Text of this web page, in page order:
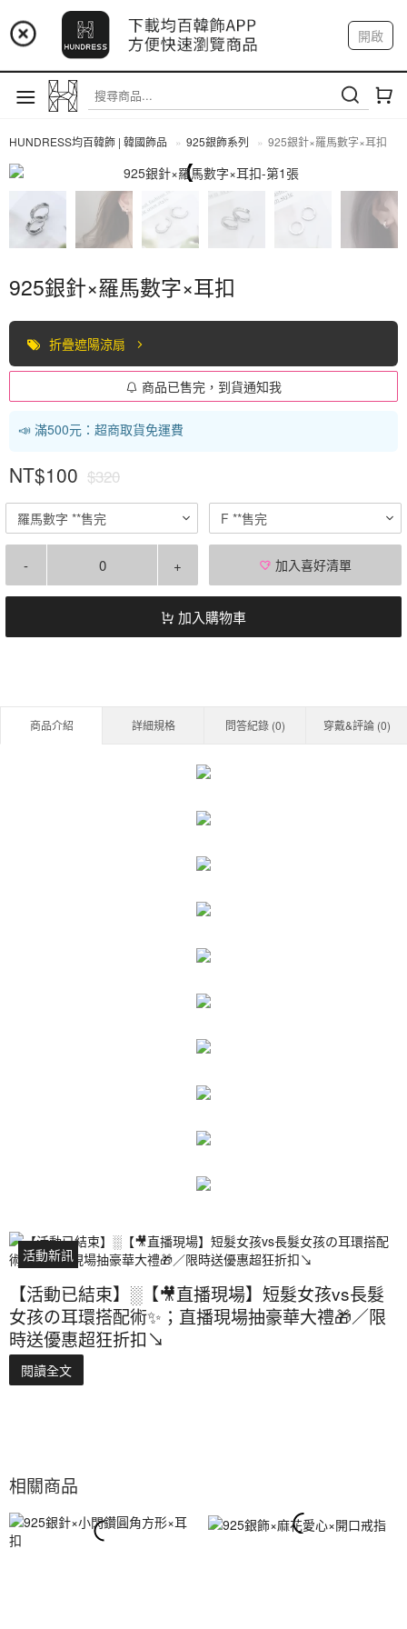
📢 市集預告：9/4-9/6 淡水捷運站
📢 市集預告：9/12-9/13 八里海巡基地
📢 市集預告：8/22-8/23 桃園青埔置地廣場
開啟
註冊 我的帳戶
HUNDRESS均百韓飾 | 韓國飾品 925銀飾系列 925銀針×羅馬數字×耳扣
925銀針×羅馬數字×耳扣
折疊遮陽涼扇
商品已售完，到貨通知我
📣 滿500元：超商取貨免運費
NT$100 $320
羅馬數字 **售完 F **售完
- + 加入喜好清單
加入購物車
商品介紹 詳細規格 問答紀錄 (0) 穿戴&評論 (0)
活動新訊
【活動已結束】░【🎥直播現場】短髮女孩vs長髮
女孩の耳環搭配術✨；直播現場抽豪華大禮🎁／限
時送優惠超狂折扣↘️
閱讀全文
相關商品